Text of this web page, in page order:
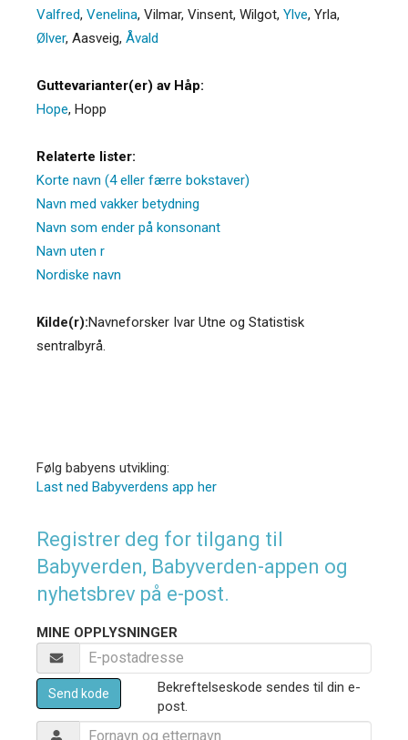
Valfred, Venelina, Vilmar, Vinsent, Wilgot, Ylve, Yrla,
Ølver, Aasveig, Åvald
Guttevarianter(er) av Håp:
Hope, Hopp
Relaterte lister:
Korte navn (4 eller færre bokstaver)
Navn med vakker betydning
Navn som ender på konsonant
Navn uten r
Nordiske navn
Kilde(r):Navneforsker Ivar Utne og Statistisk
sentralbyrå.
Følg babyens utvikling:
Last ned Babyverdens app her
Registrer deg for tilgang til
Babyverden, Babyverden-appen og
nyhetsbrev på e-post.
MINE OPPLYSNINGER
Send kode
Bekreftelseskode sendes til din e-
post.